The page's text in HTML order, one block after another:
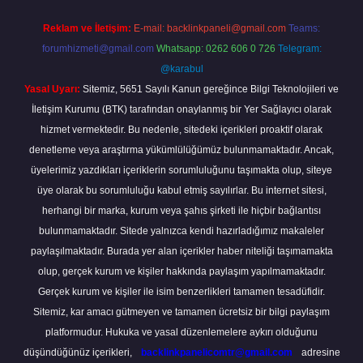
Reklam ve İletişim: E-mail: backlinkpaneli@gmail.com Teams:
forumhizmeti@gmail.com Whatsapp: 0262 606 0 726 Telegram:
@karabul
Yasal Uyarı: Sitemiz, 5651 Sayılı Kanun gereğince Bilgi Teknolojileri ve
İletişim Kurumu (BTK) tarafından onaylanmış bir Yer Sağlayıcı olarak
hizmet vermektedir. Bu nedenle, sitedeki içerikleri proaktif olarak
denetleme veya araştırma yükümlülüğümüz bulunmamaktadır. Ancak,
üyelerimiz yazdıkları içeriklerin sorumluluğunu taşımakta olup, siteye
üye olarak bu sorumluluğu kabul etmiş sayılırlar. Bu internet sitesi,
herhangi bir marka, kurum veya şahıs şirketi ile hiçbir bağlantısı
bulunmamaktadır. Sitede yalnızca kendi hazırladığımız makaleler
paylaşılmaktadır. Burada yer alan içerikler haber niteliği taşımamakta
olup, gerçek kurum ve kişiler hakkında paylaşım yapılmamaktadır.
Gerçek kurum ve kişiler ile isim benzerlikleri tamamen tesadüfidir.
Sitemiz, kar amacı gütmeyen ve tamamen ücretsiz bir bilgi paylaşım
platformudur. Hukuka ve yasal düzenlemelere aykırı olduğunu
düşündüğünüz içerikleri,
backlinkpanelicomtr@gmail.com adresine